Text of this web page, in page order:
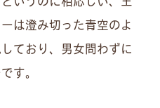
は澄み切った青空のよ
ており、男女問わずに
す。